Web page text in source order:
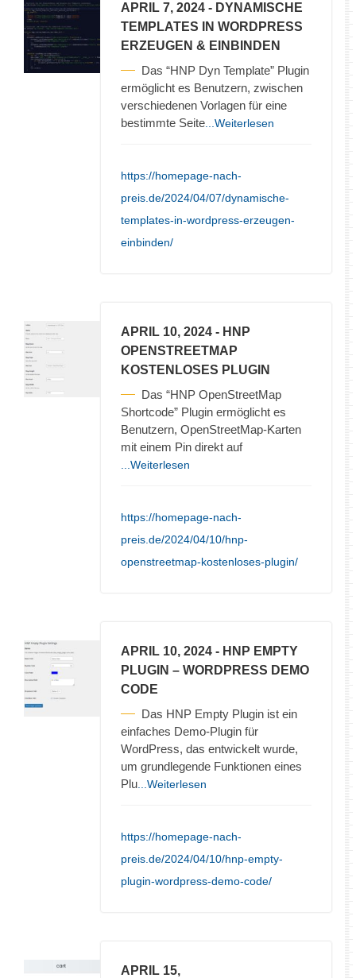
APRIL 7, 2024 - DYNAMISCHE
TEMPLATES IN WORDPRESS
ERZEUGEN & EINBINDEN
Das “HNP Dyn Template” Plugin
ermöglicht es Benutzern, zwischen
verschiedenen Vorlagen für eine
bestimmte Seite ...Weiterlesen
https://homepage-nach-
preis.de/2024/04/07/dynamische-
templates-in-wordpress-erzeugen-
einbinden/
APRIL 10, 2024 - HNP
OPENSTREETMAP
KOSTENLOSES PLUGIN
Das “HNP OpenStreetMap
Shortcode” Plugin ermöglicht es
Benutzern, OpenStreetMap-Karten
mit einem Pin direkt auf
...Weiterlesen
https://homepage-nach-
preis.de/2024/04/10/hnp-
openstreetmap-kostenloses-plugin/
APRIL 10, 2024 - HNP EMPTY
PLUGIN – WORDPRESS DEMO
CODE
Das HNP Empty Plugin ist ein
einfaches Demo-Plugin für
WordPress, das entwickelt wurde,
um grundlegende Funktionen eines
Plu ...Weiterlesen
https://homepage-nach-
preis.de/2024/04/10/hnp-empty-
plugin-wordpress-demo-code/
APRIL 15,